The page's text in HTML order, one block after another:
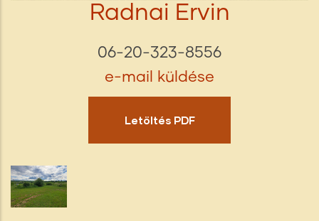
Radnai Ervin
06-20-323-8556
e-mail küldése
Letöltés PDF